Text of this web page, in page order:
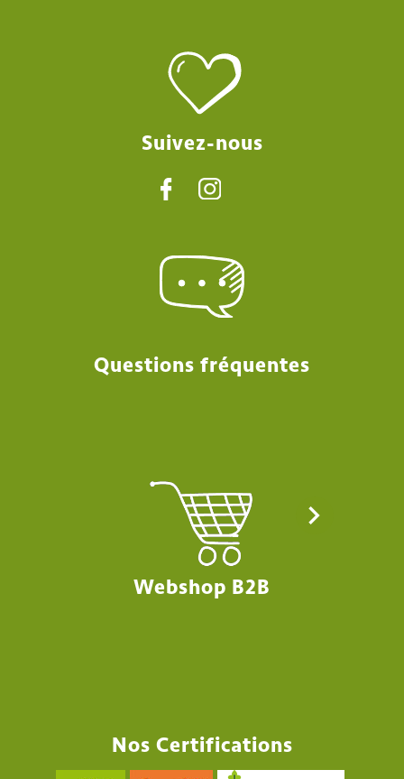
Suivez-nous
Questions fréquentes
Webshop B2B
Nos Certifications